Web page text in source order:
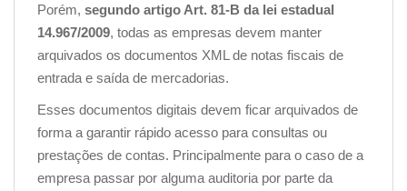
Porém, segundo artigo Art. 81-B da lei estadual
14.967/2009, todas as empresas devem manter
arquivados os documentos XML de notas fiscais de
entrada e saída de mercadorias.
Esses documentos digitais devem ficar arquivados de
forma a garantir rápido acesso para consultas ou
prestações de contas. Principalmente para o caso de a
empresa passar por alguma auditoria por parte da